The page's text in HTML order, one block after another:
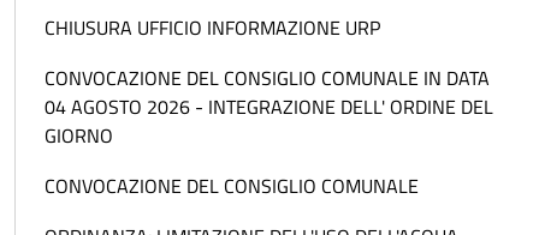
CHIUSURA UFFICIO INFORMAZIONE URP
CONVOCAZIONE DEL CONSIGLIO COMUNALE IN DATA
04 AGOSTO 2026 - INTEGRAZIONE DELL' ORDINE DEL
GIORNO
CONVOCAZIONE DEL CONSIGLIO COMUNALE